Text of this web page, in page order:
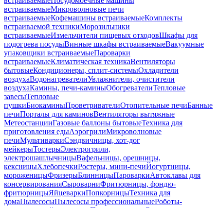
встраиваемыеМикроволновые печи
встраиваемыеКофемашины встраиваемыеКомплекты
встраиваемой техникиМорозильники
встраиваемыеИзмельчители пищевых отходовШкафы для
подогрева посудыВинные шкафы встраиваемыеВакуумные
упаковщики встраиваемыеПароварки
встраиваемыеКлиматическая техникаВентиляторы
бытовыеКондиционеры, сплит-системыОхладители
воздухаВодонагревателиУвлажнители, очистители
воздухаКамины, печи-каминыОбогревателиТепловые
завесыТепловые
пушкиБиокаминыПроветривателиОтопительные печиБанные
печиПорталы для каминовВентиляторы вытяжные
МетеостанцииГазовые баллоны бытовыеТехника для
приготовления едыАэрогрилиМикроволновые
печиМультиваркиСэндвичницы, хот-дог
мейкерыТостерыЭлектрогрили,
электрошашлычницыВафельницы, орешницы,
кексницыХлебопечкиРостеры, мини-печиЙогуртницы,
мороженицыФризерыБлинницыПароваркиАвтоклавы для
консервированияСыроварниФритюрницы, фондю-
фритюрницыЯйцеваркиПопкорницыТехника для
домаПылесосыПылесосы профессиональныеРоботы-